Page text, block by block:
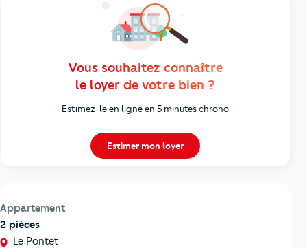
Vous souhaitez connaître
le loyer de votre bien ?
Estimez-le en ligne en 5 minutes chrono
Estimer mon loyer
Appartement
2 pièces
Le Pontet